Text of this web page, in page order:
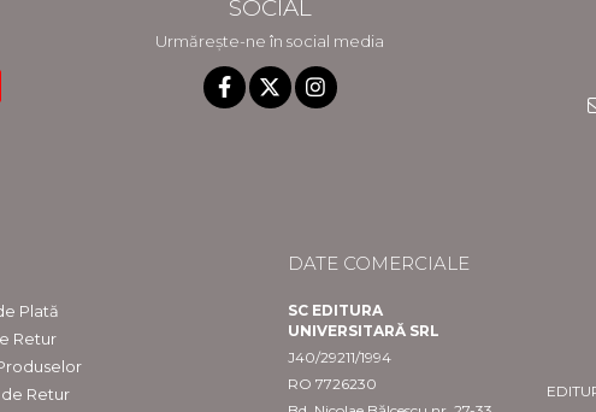
SOCIAL
Urmărește-ne în social media
Plată
Retur
Retur
DATE COMERCIALE
SC EDITURA
UNIVERSITARĂ SRL
J40/29211/1994
RO 7726230